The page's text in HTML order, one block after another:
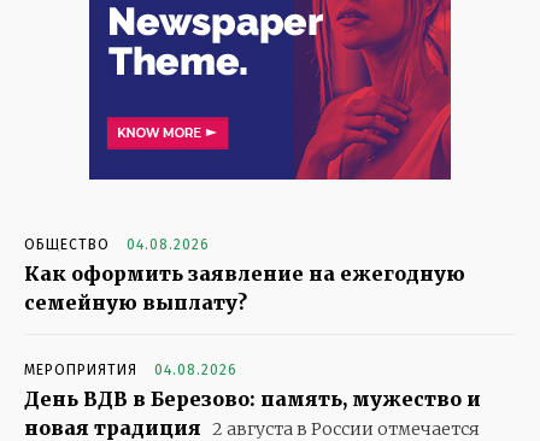
ОБЩЕСТВО 04.08.2026
Как оформить заявление на ежегодную
семейную выплату?
МЕРОПРИЯТИЯ 04.08.2026
День ВДВ в Березово: память, мужество и
новая традиция 2 августа в России отмечается